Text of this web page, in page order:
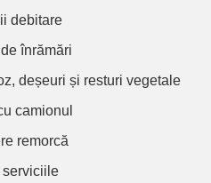
debitare
înrămări
deșeuri și resturi vegetale
camionul
remorcă
serviciile